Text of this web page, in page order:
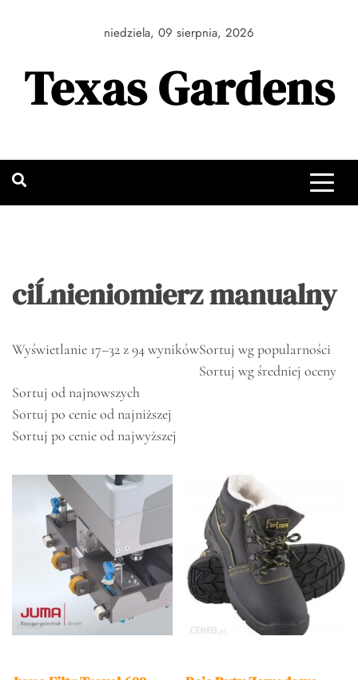
niedziela, 09 sierpnia, 2026
Texas Gardens
ciĹnieniomierz manualny
Wyświetlanie 17–32 z 94 wynikówSortuj wg popularności
Sortuj wg średniej oceny
Sortuj od najnowszych
Sortuj po cenie od najniższej
Sortuj po cenie od najwyższej